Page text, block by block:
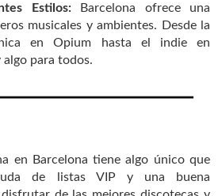
Estilos:Barcelona ofrece una
musicales y ambientes. Desde la
en Opium hasta el indie en
algo para todos.
en Barcelona tiene algo único que
de listas VIP y una buena